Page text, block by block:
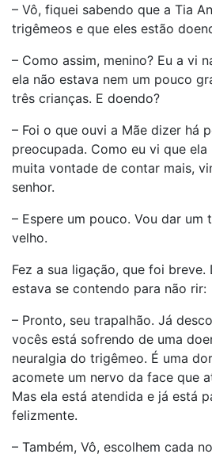
– Vô, fiquei sabendo que a Tia
trigêmeos e que eles estão
– Como assim, menino? Eu a vi
ela não estava nem um pouco
três crianças. E doendo?
– Foi o que ouvi a Mãe dizer há
preocupada. Como eu vi que
muita vontade de contar mais,
senhor.
– Espere um pouco. Vou dar um
velho.
Fez a sua ligação, que foi breve.
estava se contendo para não rir:
– Pronto, seu trapalhão. Já
vocês está sofrendo de uma
neuralgia do trigêmeo. É uma
acomete um nervo da face que
Mas ela está atendida e já está
felizmente.
– Também, Vô, escolhem cada